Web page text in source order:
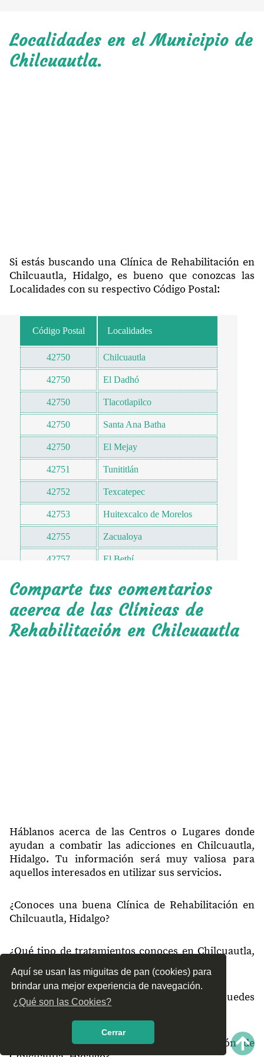
Aquí se usan las miguitas de pan (cookies) para
brindar una mejor experiencia de navegación.
¿Qué son las Cookies?
Cerrar
Localidades en el Municipio de
Chilcuautla.
Si estás buscando una Clínica de Rehabilitación en
Chilcuautla, Hidalgo, es bueno que conozcas las
Localidades con su respectivo Código Postal:
Código Postal Localidades
42750 Chilcuautla
42750 El Dadhó
42750 Tlacotlapilco
42750 Santa Ana Batha
42750 El Mejay
42751 Tunititlán
42752 Texcatepec
42753 Huitexcalco de Morelos
42755 Zacualoya
42757 El Bethí
Comparte tus comentarios
acerca de las Clínicas de
Rehabilitación en Chilcuautla
Háblanos acerca de las Centros o Lugares donde
ayudan a combatir las adicciones en Chilcuautla,
Hidalgo. Tu información será muy valiosa para
aquellos interesados en utilizar sus servicios.
¿Conoces una buena Clínica de Rehabilitación en
Chilcuautla, Hidalgo?
¿Qué tipo de tratamientos conoces en Chilcuautla,
Hidalgo?
¿Cómo es el servicio de las Clínicas que puedes
encontrar en Chilcuautla, Hidalgo?
¿Recomiendas las Clínicas de Rehabilitación de